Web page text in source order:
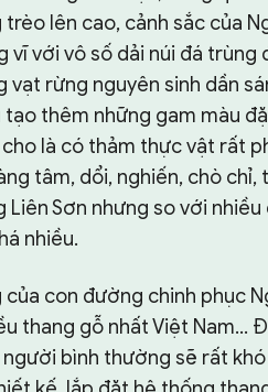
trèo lên cao, cảnh sắc của
vĩ với vô số dải núi đá
vạt rừng nguyên sinh dần
thêm những gam màu
là có thảm thực vật rất
tâm, dổi, nghiến, chò
Liên Sơn nhưng so với
nhiều.
con đường chinh phục
thang gỗ nhất Việt Nam...
bình thường sẽ rất